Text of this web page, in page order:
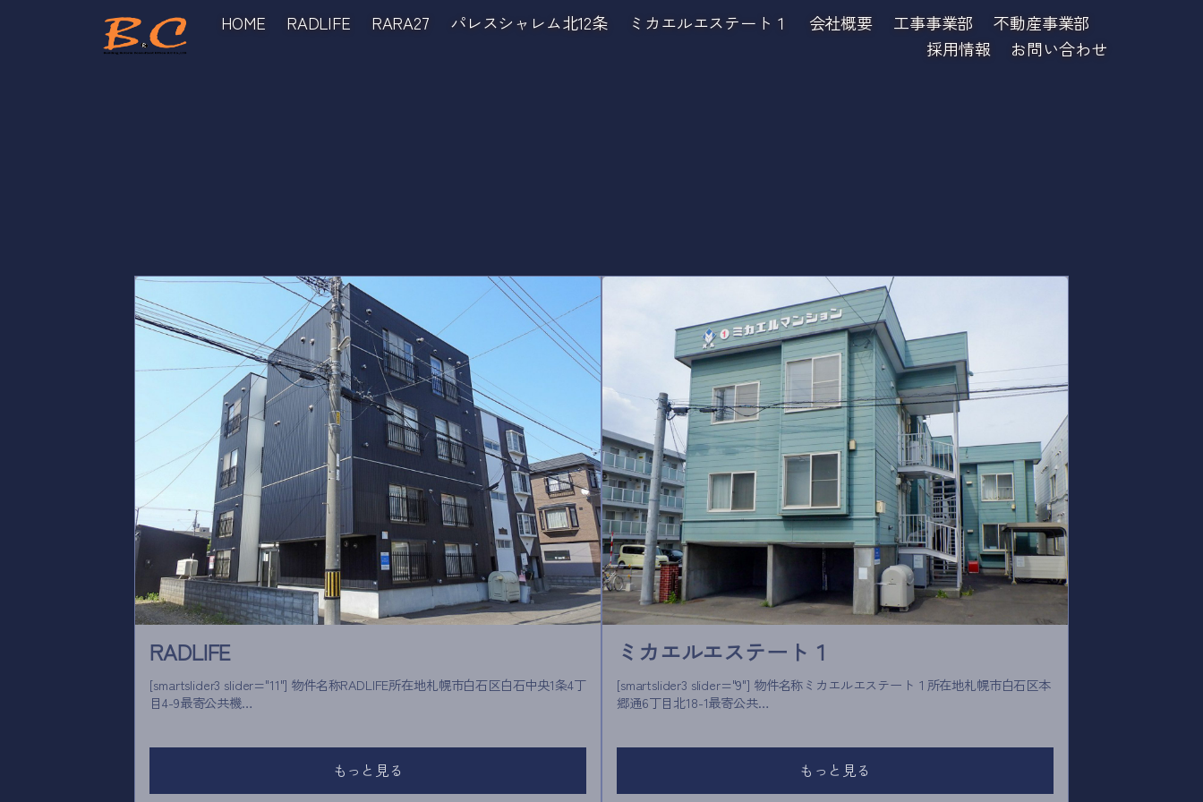
HOME RADLIFE RARA27 パレスシャレム北12条 ミカエルエステート１ 会社概要 工事事業部
不動産事業部
採用情報
お問い合わせ
RADLIFE
[smartslider3 slider="11"] 物件名称RADLIFE所在地札幌市白石区白石中央1条4丁
目4-9最寄公共機…
もっと見る
ミカエルエステート１
[smartslider3 slider="9"] 物件名称ミカエルエステート１所在地札幌市白石区本
郷通6丁目北18-1最寄公共…
もっと見る